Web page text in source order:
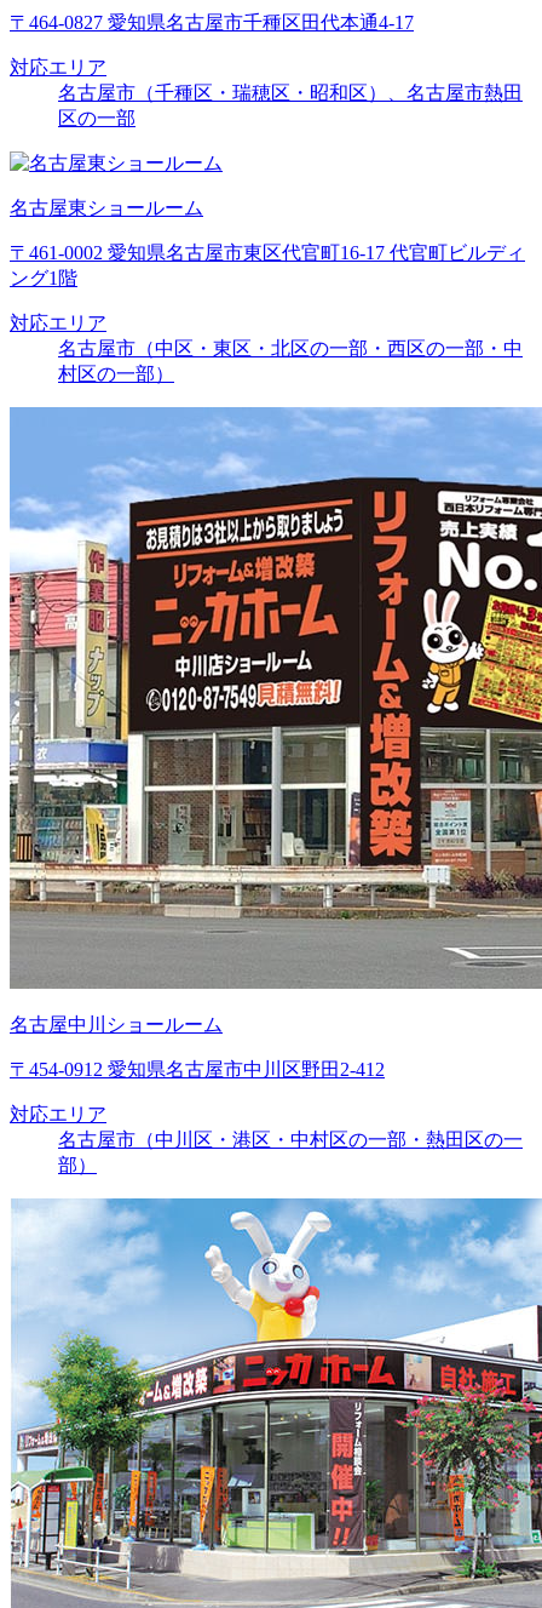
〒464-0827 愛知県名古屋市千種区田代本通4-17
対応エリア
名古屋市（千種区・瑞穂区・昭和区）、名古屋市熱田
区の一部
名古屋東ショールーム
〒461-0002 愛知県名古屋市東区代官町16-17 代官町ビルディ
ング1階
対応エリア
名古屋市（中区・東区・北区の一部・西区の一部・中
村区の一部）
名古屋中川ショールーム
〒454-0912 愛知県名古屋市中川区野田2-412
対応エリア
名古屋市（中川区・港区・中村区の一部・熱田区の一
部）